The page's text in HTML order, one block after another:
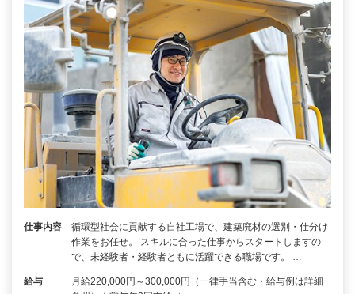
仕事内容
循環型社会に貢献する自社工場で、建築廃材の選別・仕分け
作業をお任せ。 スキルに合った仕事からスタートしますの
で、未経験者・経験者ともに活躍できる職場です。 …
給与
月給220,000円～300,000円（一律手当含む・給与例は詳細